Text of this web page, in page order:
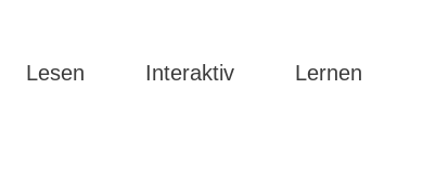
Lesen Interaktiv Lernen